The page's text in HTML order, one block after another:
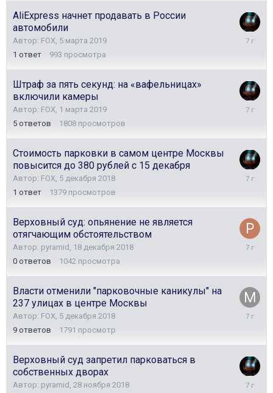
AliExpress начнет продавать в России
автомобили
Автор: FOX 5 марта 2019
1 ответ 993 просмотра
Штраф за пять секунд: на «вафельницах»
включили камеры
Автор: FOX 1 марта 2019
5 ответов 1808 просмотров
Стоимость парковки в самом центре Москвы
повысится до 380 рублей с 15 декабря
Автор: FOX 5 декабря 2018
1 ответ 1379 просмотров
Верховный суд: опьянение не является
отягчающим обстоятельством
Автор: pyramid 18 декабря 2018
0 ответов 1042 просмотра
18
Власти отменили "парковочные каникулы" на
237 улицах в центре Москвы
Автор: FOX 5 декабря 2018
9 ответов 1791 просмотр
Верховный суд запретил парковаться в
собственных дворах
Автор: pyramid 28 ноября 2018
30